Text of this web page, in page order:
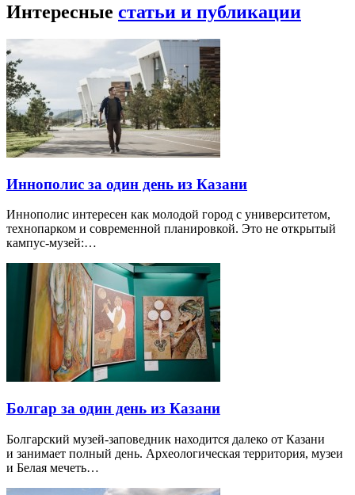
Интересные статьи и публикации
Иннополис за один день из Казани
Иннополис интересен как молодой город с университетом,
технопарком и современной планировкой. Это не открытый
кампус-музей:…
Болгар за один день из Казани
Болгарский музей-заповедник находится далеко от Казани
и занимает полный день. Археологическая территория, музеи
и Белая мечеть…